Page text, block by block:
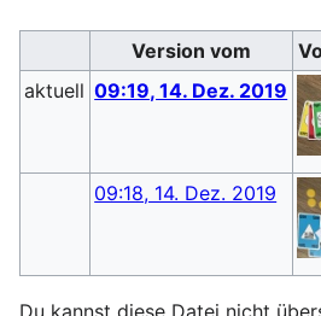
Version vom
aktuell 09:19, 14. Dez. 2019
09:18, 14. Dez. 2019